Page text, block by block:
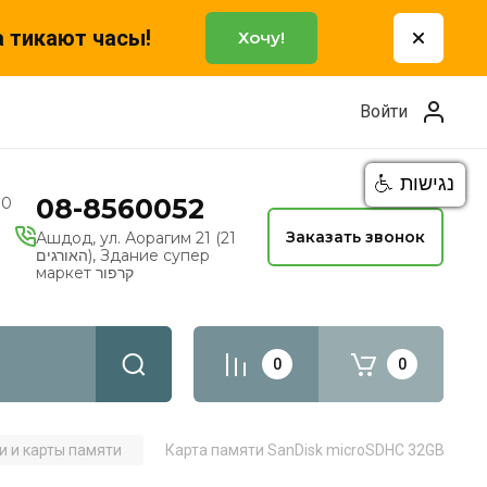
тикают часы! Хочу!
Войти
08-8560052
Ашдод, ул. Аорагим 21 (21
האורגים), Здание супер
маркет קרפור
Заказать звонок
0 0
и карты памяти Карта памяти SanDisk microSDHC 32GB
נגישות